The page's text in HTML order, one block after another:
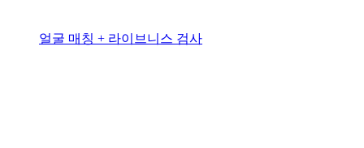
얼굴 매칭 + 라이브니스 검사